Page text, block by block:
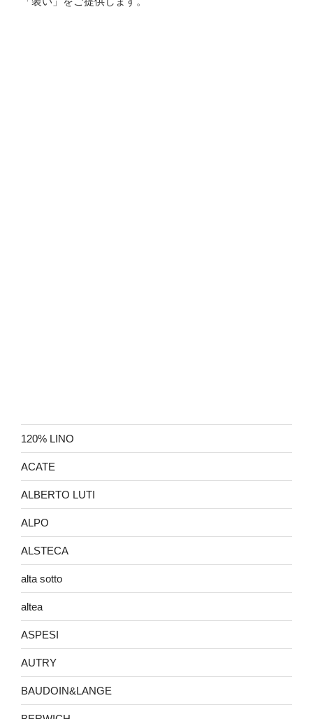
120% LINO
ACATE
ALBERTO LUTI
ALPO
ALSTECA
alta sotto
altea
ASPESI
AUTRY
BAUDOIN&LANGE